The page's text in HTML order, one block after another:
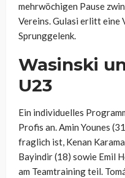
mehrwöchigen Pause
Vereins. Gulasi erlitt eine
Sprunggelenk.
Wasinski
U23
Ein individuelles
Profis an. Amin Younes
fraglich ist, Kenan
Bayindir (18) sowie Emil
am Teamtraining teil.